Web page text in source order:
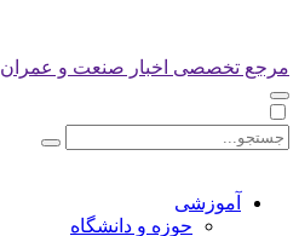
مرجع تخصصی اخبار صنعت و عمران
آموزشی
حوزه و دانشگاه